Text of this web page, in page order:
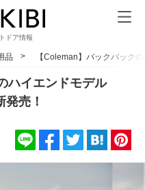
ドア情報
品 【Coleman】バックパック
ハイエンドモデル
発売！